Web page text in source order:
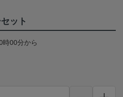
ット
時00分から